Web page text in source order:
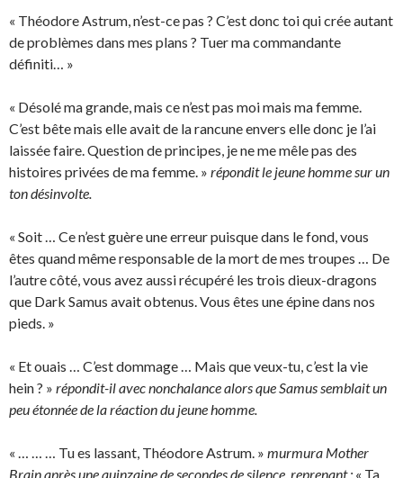
« Théodore Astrum, n’est-ce pas ? C’est donc toi qui crée autant
de problèmes dans mes plans ? Tuer ma commandante
définiti… »
« Désolé ma grande, mais ce n’est pas moi mais ma femme.
C’est bête mais elle avait de la rancune envers elle donc je l’ai
laissée faire. Question de principes, je ne me mêle pas des
histoires privées de ma femme. » répondit le jeune homme sur un
ton désinvolte.
« Soit … Ce n’est guère une erreur puisque dans le fond, vous
êtes quand même responsable de la mort de mes troupes … De
l’autre côté, vous avez aussi récupéré les trois dieux-dragons
que Dark Samus avait obtenus. Vous êtes une épine dans nos
pieds. »
« Et ouais … C’est dommage … Mais que veux-tu, c’est la vie
hein ? » répondit-il avec nonchalance alors que Samus semblait un
peu étonnée de la réaction du jeune homme.
« … … … Tu es lassant, Théodore Astrum. » murmura Mother
Brain après une quinzaine de secondes de silence, reprenant : « Ta